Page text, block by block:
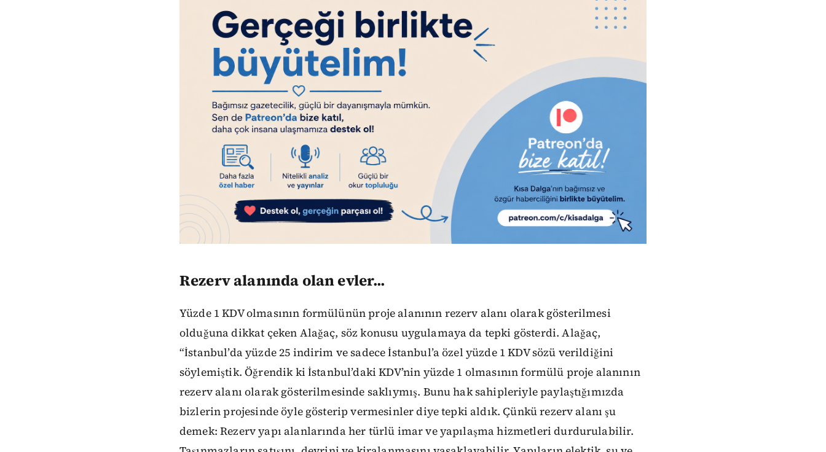
Rezerv alanında olan evler...
Yüzde 1 KDV olmasının formülünün proje alanının rezerv alanı olarak gösterilmesi
olduğuna dikkat çeken Alağaç, söz konusu uygulamaya da tepki gösterdi. Alağaç,
“İstanbul’da yüzde 25 indirim ve sadece İstanbul’a özel yüzde 1 KDV sözü verildiğini
söylemiştik. Öğrendik ki İstanbul’daki KDV’nin yüzde 1 olmasının formülü proje alanının
rezerv alanı olarak gösterilmesinde saklıymış. Bunu hak sahipleriyle paylaştığımızda
bizlerin projesinde öyle gösterip vermesinler diye tepki aldık. Çünkü rezerv alanı şu
demek: Rezerv yapı alanlarında her türlü imar ve yapılaşma hizmetleri durdurulabilir.